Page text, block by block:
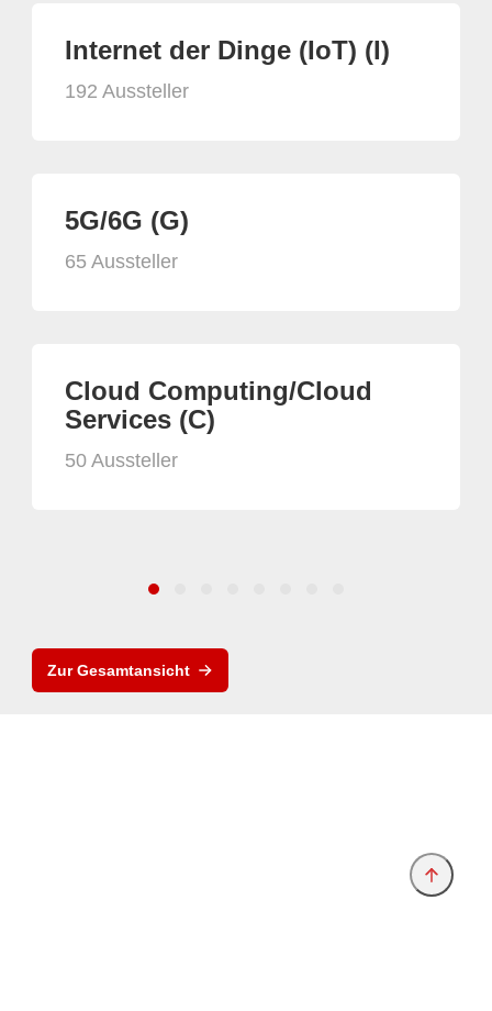
Internet der Dinge (IoT) (I)
192 Aussteller
5G/6G (G)
65 Aussteller
Cloud Computing/Cloud
Services (C)
50 Aussteller
Zur Gesamtansicht